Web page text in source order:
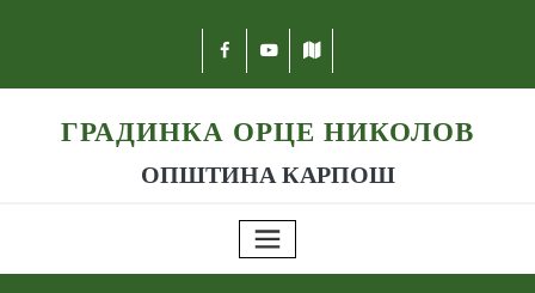
ГРАДИНКА ОРЦЕ НИКОЛОВ
ОПШТИНА КАРПОШ